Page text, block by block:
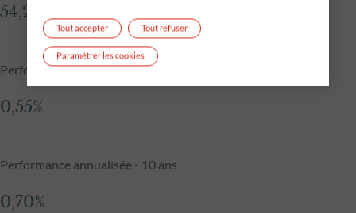
54,22 €
Performance annualisée depuis la création
0,55%
Performance annualisée - 10 ans
0,70%
Tout refuser
Tout accepter
Paramétrer les cookies